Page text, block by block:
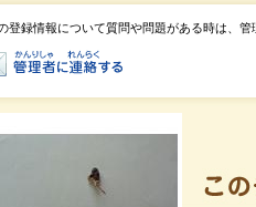
登録情報について質問や問題がある時は、管